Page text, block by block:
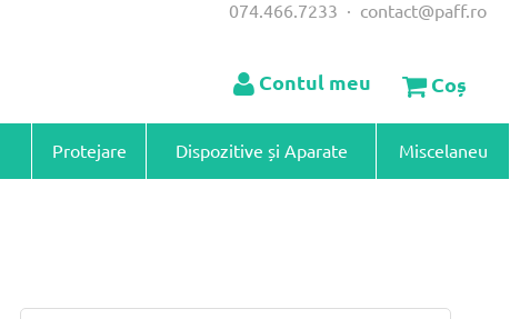
Contul meu Coș
074.466.7233 · contact@paff.ro
Protejare Dispozitive și Aparate Miscelaneu